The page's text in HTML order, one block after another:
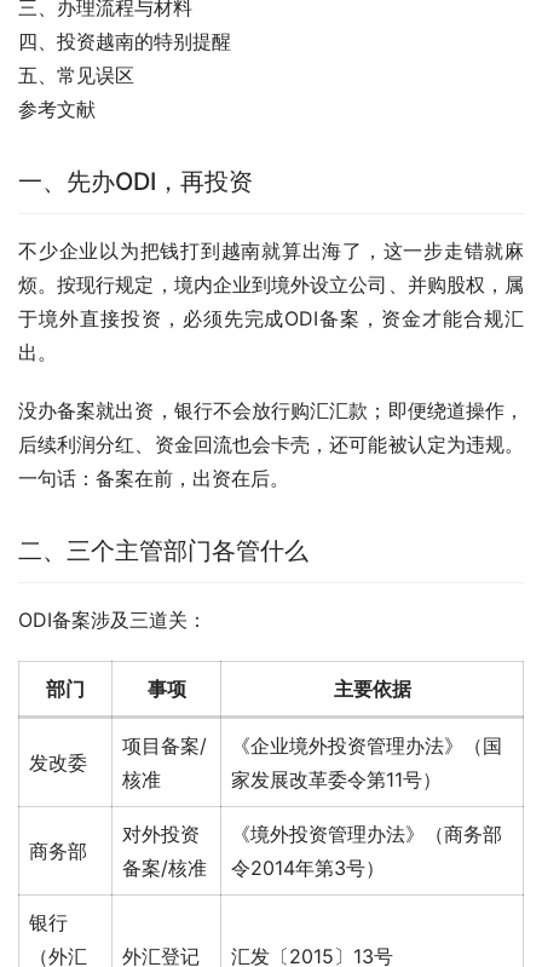
三、办理流程与材料
四、投资越南的特别提醒
五、常见误区
参考文献
一、先办ODI，再投资
不少企业以为把钱打到越南就算出海了，这一步走错就麻
烦。按现行规定，境内企业到境外设立公司、并购股权，属
于境外直接投资，必须先完成ODI备案，资金才能合规汇
出。
没办备案就出资，银行不会放行购汇汇款；即便绕道操作，
后续利润分红、资金回流也会卡壳，还可能被认定为违规。
一句话：备案在前，出资在后。
二、三个主管部门各管什么
ODI备案涉及三道关：
部门 事项 主要依据
发改委
项目备案/
核准
《企业境外投资管理办法》（国
家发展改革委令第11号）
商务部
对外投资
备案/核准
《境外投资管理办法》（商务部
令2014年第3号）
银行
（外汇
外汇登记 汇发〔2015〕13号